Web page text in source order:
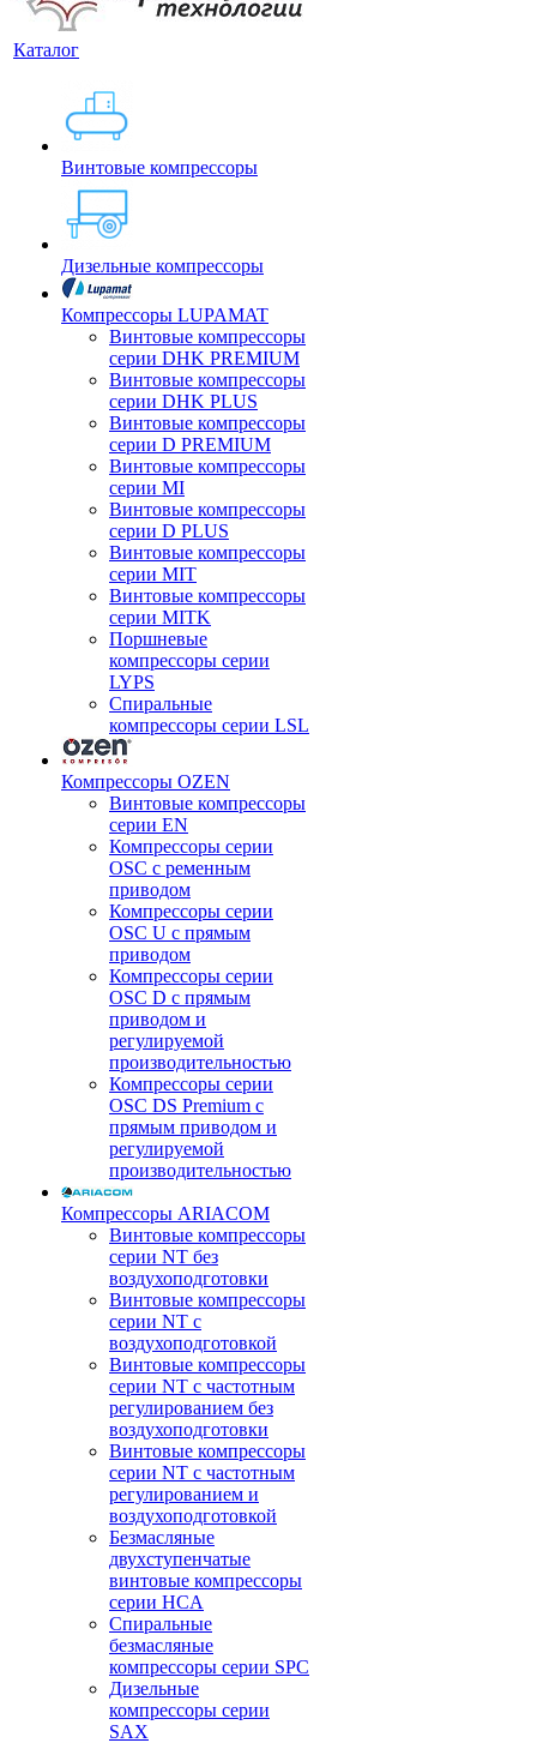
Каталог
Винтовые компрессоры
Дизельные компрессоры
Компрессоры LUPAMAT
Винтовые компрессоры
серии DHK PREMIUM
Винтовые компрессоры
серии DHK PLUS
Винтовые компрессоры
серии D PREMIUM
Винтовые компрессоры
серии MI
Винтовые компрессоры
серии D PLUS
Винтовые компрессоры
серии MIT
Винтовые компрессоры
серии MITK
Поршневые
компрессоры серии
LYPS
Спиральные
компрессоры серии LSL
Компрессоры OZEN
Винтовые компрессоры
серии EN
Компрессоры серии
OSC с ременным
приводом
Компрессоры серии
OSC U с прямым
приводом
Компрессоры серии
OSC D с прямым
приводом и
регулируемой
производительностью
Компрессоры серии
OSC DS Premium с
прямым приводом и
регулируемой
производительностью
Компрессоры ARIACOM
Винтовые компрессоры
серии NT без
воздухоподготовки
Винтовые компрессоры
серии NT c
воздухоподготовкой
Винтовые компрессоры
серии NT с частотным
регулированием без
воздухоподготовки
Винтовые компрессоры
серии NT с частотным
регулированием и
воздухоподготовкой
Безмасляные
двухступенчатые
винтовые компрессоры
серии HCA
Спиральные
безмасляные
компрессоры серии SPC
Дизельные
компрессоры серии
SAX